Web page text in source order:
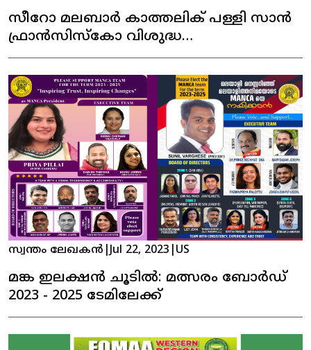
സീറോ മലബാർ കാത്തലിക് പള്ളി സാൻ
ഫ്രാൻസിസ്കോ വിശുദ്ധ
തോമാശ്ലീഹായുടെ തിരുനാൾ
സ്വന്തം ലേഖകൻ Jul 22, 2023 US
മങ്ക ഇലക്ഷൻ ചൂടിൽ: മത്സരം ബോർഡ്
2023 - 2025 ടേമിലേക്ക്